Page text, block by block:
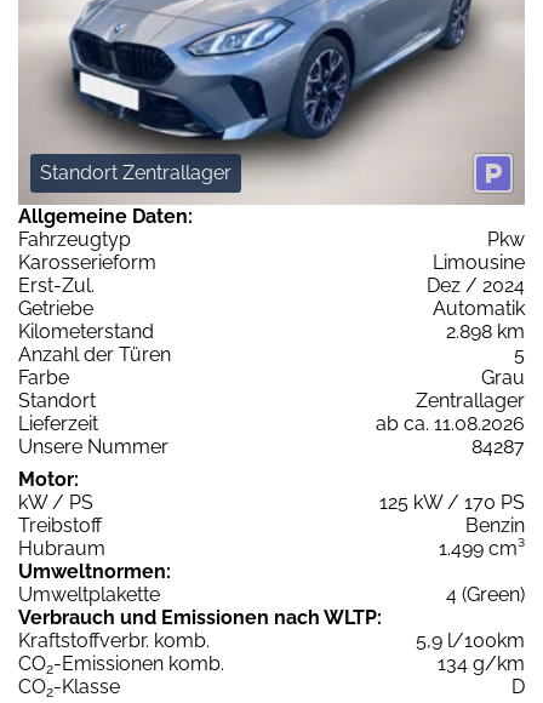
Standort Zentrallager
Allgemeine Daten:
Fahrzeugtyp
Pkw
Karosserieform
Limousine
Erst-Zul.
Dez / 2024
Getriebe
Automatik
Kilometerstand
2.898 km
Anzahl der Türen
5
Farbe
Grau
Standort
Zentrallager
Lieferzeit
ab ca. 11.08.2026
Unsere Nummer
84287
Motor:
kW / PS
125 kW / 170 PS
Treibstoff
Benzin
Hubraum
1.499 cm³
Umweltnormen:
Umweltplakette
4 (Green)
Verbrauch und Emissionen nach WLTP:
Kraftstoffverbr. komb.
5,9 l/100km
CO2-Emissionen komb.
134 g/km
CO2-Klasse
D